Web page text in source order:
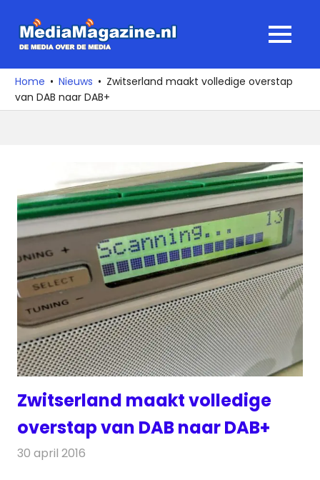
naar
media
over
de
MENU
Home Nieuws
Zwitserland maakt volledige overstap
van DAB naar DAB+
Zwitserland maakt volledige
overstap van DAB naar DAB+
30 april 2016